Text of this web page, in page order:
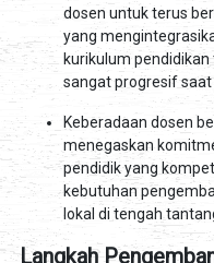
dosen untuk terus
yang
kurikulum
sangat progresif saat
Keberadaan dosen
menegaskan
pendidik yang
kebutuhan
lokal di tengah
Langkah